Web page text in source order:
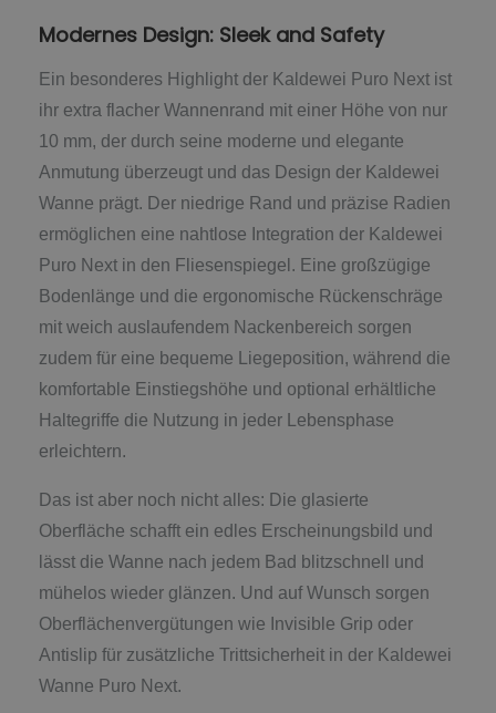
Modernes Design: Sleek and Safety
Ein besonderes Highlight der Kaldewei Puro Next ist
ihr extra flacher Wannenrand mit einer Höhe von nur
10 mm, der durch seine moderne und elegante
Anmutung überzeugt und das Design der Kaldewei
Wanne prägt. Der niedrige Rand und präzise Radien
ermöglichen eine nahtlose Integration der Kaldewei
Puro Next in den Fliesenspiegel. Eine großzügige
Bodenlänge und die ergonomische Rückenschräge
mit weich auslaufendem Nackenbereich sorgen
zudem für eine bequeme Liegeposition, während die
komfortable Einstiegshöhe und optional erhältliche
Haltegriffe die Nutzung in jeder Lebensphase
erleichtern.
Das ist aber noch nicht alles: Die glasierte
Oberfläche schafft ein edles Erscheinungsbild und
lässt die Wanne nach jedem Bad blitzschnell und
mühelos wieder glänzen. Und auf Wunsch sorgen
Oberflächenvergütungen wie Invisible Grip oder
Antislip für zusätzliche Trittsicherheit in der Kaldewei
Wanne Puro Next.